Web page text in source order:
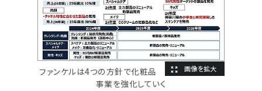
ファンケルは4つの方針で化粧品
事業を強化していく